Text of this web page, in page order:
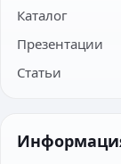
Каталог
Презентации
Статьи